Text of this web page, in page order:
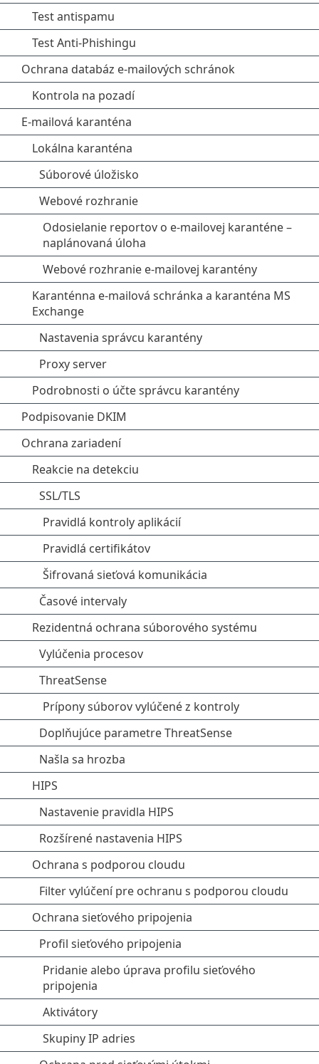
Test antispamu
Test Anti‑Phishingu
Ochrana databáz e-mailových schránok
Kontrola na pozadí
E-mailová karanténa
Lokálna karanténa
Súborové úložisko
Webové rozhranie
Odosielanie reportov o e-mailovej karanténe –
naplánovaná úloha
Webové rozhranie e-mailovej karantény
Karanténna e-mailová schránka a karanténa MS
Exchange
Nastavenia správcu karantény
Proxy server
Podrobnosti o účte správcu karantény
Podpisovanie DKIM
Ochrana zariadení
Reakcie na detekciu
SSL/TLS
Pravidlá kontroly aplikácií
Pravidlá certifikátov
Šifrovaná sieťová komunikácia
Časové intervaly
Rezidentná ochrana súborového systému
Vylúčenia procesov
ThreatSense
Prípony súborov vylúčené z kontroly
Doplňujúce parametre ThreatSense
Našla sa hrozba
HIPS
Nastavenie pravidla HIPS
Rozšírené nastavenia HIPS
Ochrana s podporou cloudu
Filter vylúčení pre ochranu s podporou cloudu
Ochrana sieťového pripojenia
Profil sieťového pripojenia
Pridanie alebo úprava profilu sieťového
pripojenia
Aktivátory
Skupiny IP adries